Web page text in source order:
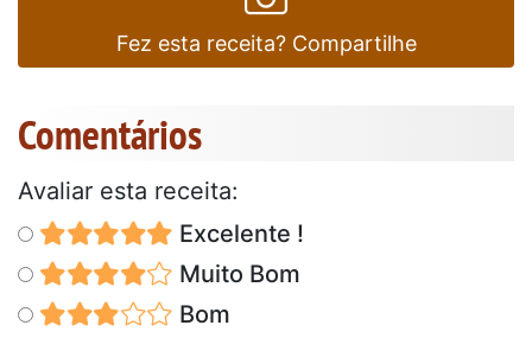
Fez esta receita? Compartilhe
Comentários
Avaliar esta receita:
Excelente !
Muito Bom
Bom